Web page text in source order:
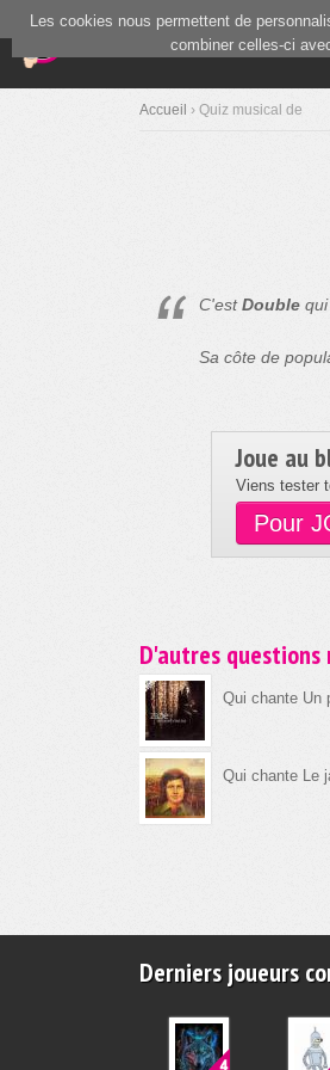
Blind Test
Accueil › Quiz musical de
C'estDouble
Sa côte de
Joue au
Viens tester
Pour
D'autres questions
Qui chante Un
Qui chante Le
Les cookies nous permettent de
combiner celles-ci
Derniers joueurs